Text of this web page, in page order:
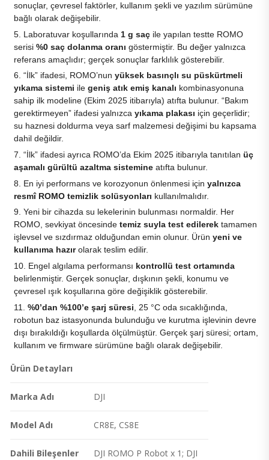
sonuçlar, çevresel faktörler, kullanım şekli ve yazılım sürümüne
bağlı olarak değişebilir.
Laboratuvar koşullarında 1 g saçile yapılan testte ROMO
serisi %0 saç dolanma oranı göstermiştir. Bu değer yalnızca
referans amaçlıdır; gerçek sonuçlar farklılık gösterebilir.
“İlk” ifadesi, ROMO’nun yüksek basınçlı su püskürtmeli
yıkama sistemi ile geniş atık emiş kanalı kombinasyonuna
sahip ilk modeline (Ekim 2025 itibarıyla) atıfta bulunur. “Bakım
gerektirmeyen” ifadesi yalnızca yıkama plakası için geçerlidir;
su haznesi doldurma veya sarf malzemesi değişimi bu kapsama
dahil değildir.
“İlk” ifadesi ayrıca ROMO’da Ekim 2025 itibarıyla tanıtılan üç
aşamalı gürültü azaltma sistemineatıfta bulunur.
En iyi performans ve korozyonun önlenmesi için yalnızca
resmî ROMO temizlik solüsyonları kullanılmalıdır.
Yeni bir cihazda su lekelerinin bulunması normaldir. Her
ROMO, sevkiyat öncesinde temiz suyla test edilerektamamen
işlevsel ve sızdırmaz olduğundan emin olunur. Ürün yeni ve
kullanıma hazırolarak teslim edilir.
Engel algılama performansı kontrollü test ortamında
belirlenmiştir. Gerçek sonuçlar, dışkının şekli, konumu ve
çevresel ışık koşullarına göre değişiklik gösterebilir.
%0’dan %100’e şarj süresi , 25 °C oda sıcaklığında,
robotun baz istasyonunda bulunduğu ve kurutma işlevinin devre
dışı bırakıldığı koşullarda ölçülmüştür. Gerçek şarj süresi; ortam,
kullanım ve firmware sürümüne bağlı olarak değişebilir.
Ürün Detayları
Marka Adı DJI
Model Adı CR8E, CS8E
Dahili Bileşenler
DJI ROMO P Robot x 1; DJI